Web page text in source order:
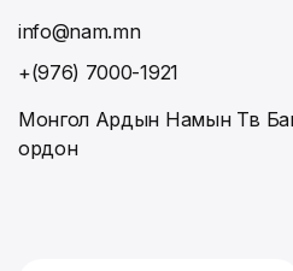
info@nam.mn
+(976) 7000-1921
Монгол Ардын Намын Төв
ордон